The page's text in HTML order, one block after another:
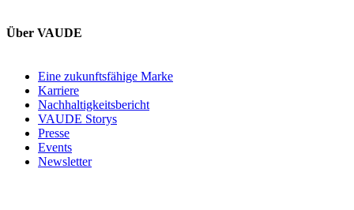
Über VAUDE
Eine zukunftsfähige Marke
Karriere
Nachhaltigkeitsbericht
VAUDE Storys
Presse
Events
Newsletter